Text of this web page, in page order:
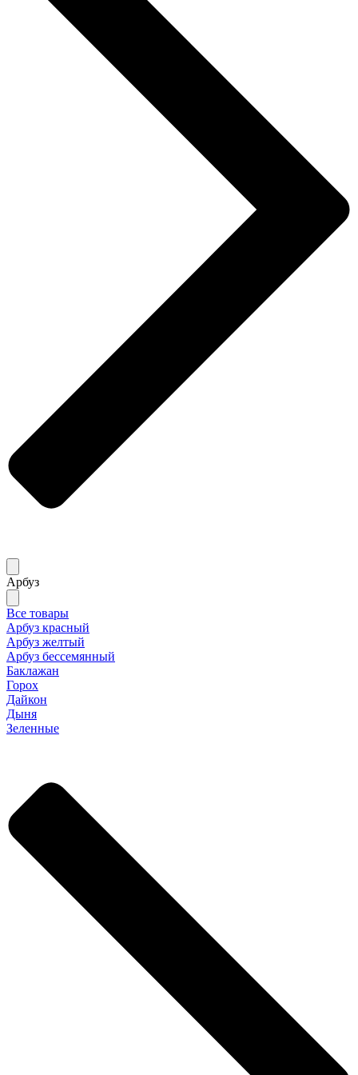
Арбуз
Все товары
Арбуз красный
Арбуз желтый
Арбуз бессемянный
Баклажан
Горох
Дайкон
Дыня
Зеленные